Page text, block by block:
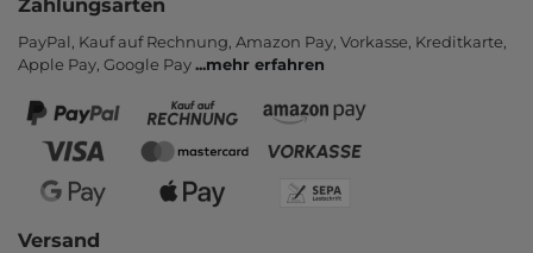
PayPal, Kauf auf Rechnung, Amazon Pay, Vor­kasse, Kredit­karte,
Apple Pay, Google Pay...mehr erfahren
Versand